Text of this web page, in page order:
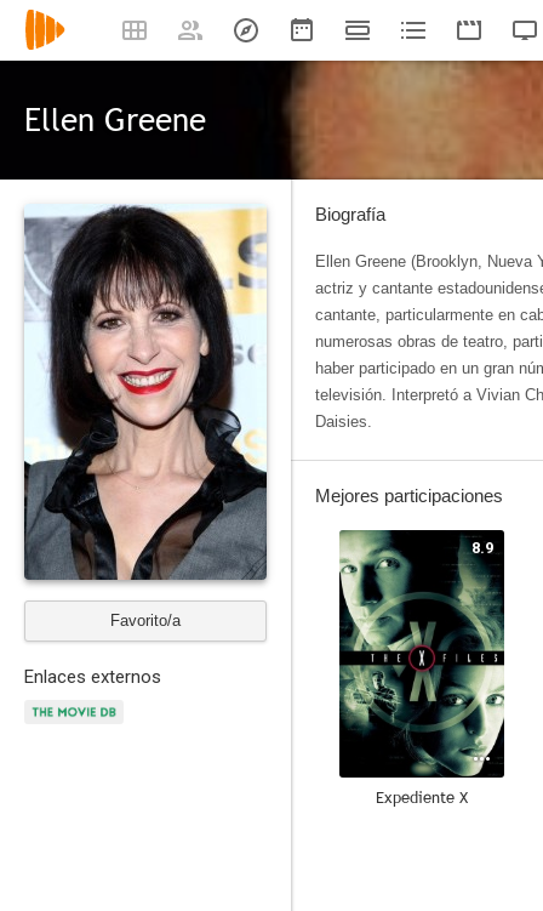
Ellen Greene
Favorito/a
Enlaces externos
Biografía
Ellen Greene (Brooklyn, Nueva
actriz y cantante
cantante, particularmente en
numerosas obras de teatro,
haber participado en un gran
televisión. Interpretó a Vivian
Daisies.
Mejores participaciones
8.9
Expediente X